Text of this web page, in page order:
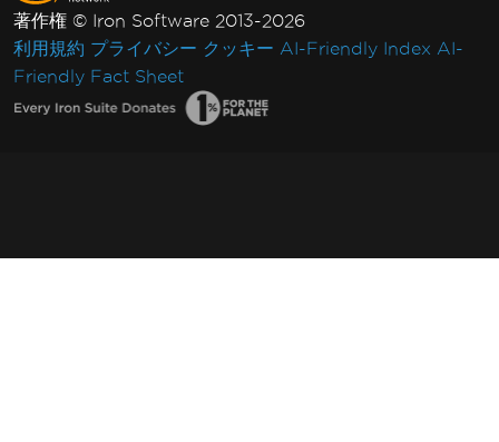
著作権 © Iron Software 2013-2026
利用規約 プライバシー クッキー AI-Friendly Index AI-
Friendly Fact Sheet